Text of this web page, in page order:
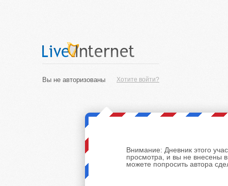
Хотите войти?
Вы не авторизованы
Внимание: Дневник этого
просмотра, и вы не внесены
можете попросить автора